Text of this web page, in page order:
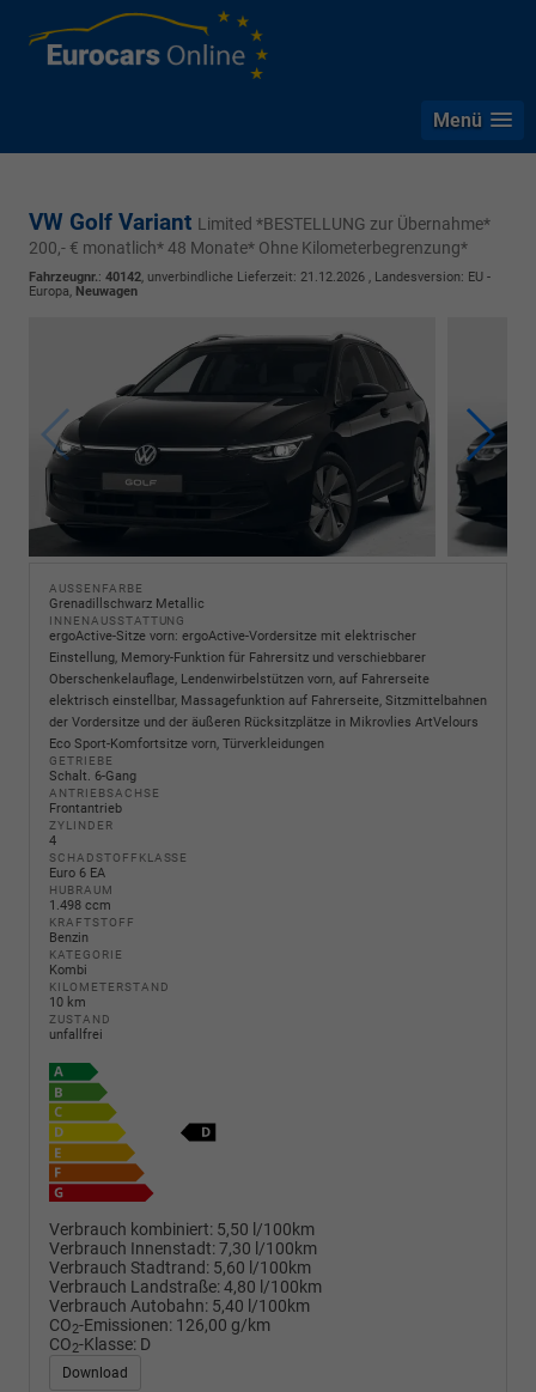
Menü
VW Golf Variant Limited *BESTELLUNG zur Übernahme*
200,- € monatlich* 48 Monate* Ohne Kilometerbegrenzung*
Fahrzeugnr.: 40142, unverbindliche Lieferzeit: 21.12.2026 , Landesversion: EU -
Europa, Neuwagen
AUSSENFARBE
Grenadillschwarz Metallic
INNENAUSSTATTUNG
ergoActive-Sitze vorn: ergoActive-Vordersitze mit elektrischer
Einstellung, Memory-Funktion für Fahrersitz und verschiebbarer
Oberschenkelauflage, Lendenwirbelstützen vorn, auf Fahrerseite
elektrisch einstellbar, Massagefunktion auf Fahrerseite, Sitzmittelbahnen
der Vordersitze und der äußeren Rücksitzplätze in Mikrovlies ArtVelours
Eco Sport-Komfortsitze vorn, Türverkleidungen
GETRIEBE
Schalt. 6-Gang
ANTRIEBSACHSE
Frontantrieb
ZYLINDER
4
SCHADSTOFFKLASSE
Euro 6 EA
HUBRAUM
1.498 ccm
KRAFTSTOFF
Benzin
KATEGORIE
Kombi
KILOMETERSTAND
10 km
ZUSTAND
unfallfrei
Verbrauch kombiniert: 5,50 l/100km
Verbrauch Innenstadt:7,30 l/100km
Verbrauch Stadtrand: 5,60 l/100km
Verbrauch Landstraße:4,80 l/100km
Verbrauch Autobahn: 5,40 l/100km
CO2-Emissionen: 126,00 g/km
CO2-Klasse: D
Download